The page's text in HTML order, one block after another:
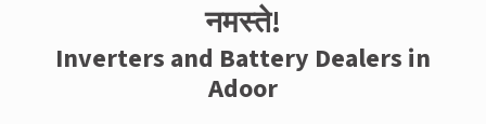
नमस्ते!
Inverters and Battery Dealers in
Adoor